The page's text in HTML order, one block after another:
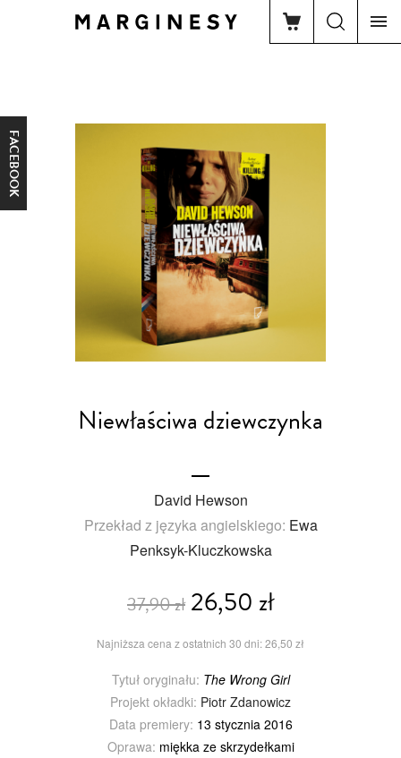
FACEBOOK
Niewłaściwa dziewczynka
David Hewson
Przekład z języka angielskiego: Ewa
Penksyk-Kluczkowska
37,90 zł26,50 zł
Najniższa cena z ostatnich 30 dni: 26,50 zł
Tytuł oryginału: The Wrong Girl
Projekt okładki: Piotr Zdanowicz
Data premiery: 13 stycznia 2016
Oprawa: miękka ze skrzydełkami